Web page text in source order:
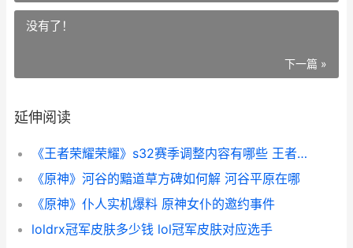
没有了！
下一篇 »
延伸阅读
《王者荣耀荣耀》s32赛季调整内容有哪些 王者荣耀荣耀印记怎么得到
《原神》河谷的黯道草方碑如何解 河谷平原在哪
《原神》仆人实机爆料 原神女仆的邀约事件
loldrx冠军皮肤多少钱 lol冠军皮肤对应选手